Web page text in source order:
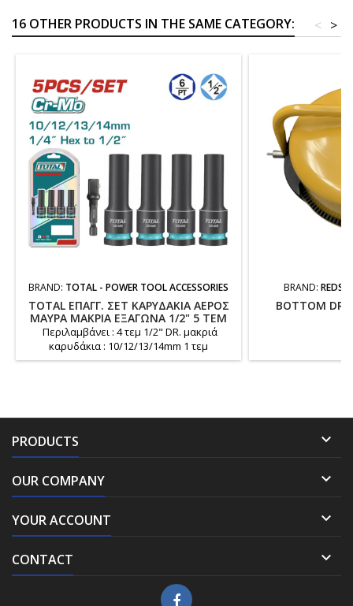
16 OTHER PRODUCTS IN THE SAME CATEGORY: >
<
BRAND: TOTAL - POWER TOOL ACCESSORIES
TOTAL ΕΠΑΓΓ. ΣΕΤ ΚΑΡΥΔΑΚΙΑ ΑΕΡΟΣ
ΜΑΥΡΑ ΜΑΚΡΙΑ ΕΞΑΓΩΝΑ 1/2" 5 ΤΕΜ
(THKISD12052L)
Περιλαμβάνει : 4 τεμ 1/2" DR. μακριά
καρυδάκια : 10/12/13/14mm 1 τεμ
προσαρμογέας 1/2" σε 1/4" Μήκος : 78mm
BRAND:
BOTTOM
PRODUCTS 
OUR COMPANY 
YOUR ACCOUNT 
CONTACT 